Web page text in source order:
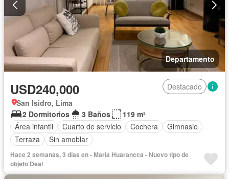
Departamento
USD240,000
Destacado
San Isidro, Lima
2 Dormitorios
3 Baños
119 m²
Área infantil
Cuarto de servicio Cochera
Gimnasio
Terraza
Sin amoblar
Hace 2 semanas, 3 días en - María Huarancca - Nuevo tipo de
objeto Deal